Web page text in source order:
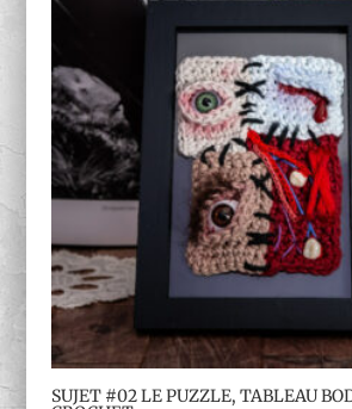
SUJET #02 LE PUZZLE, TABLEAU